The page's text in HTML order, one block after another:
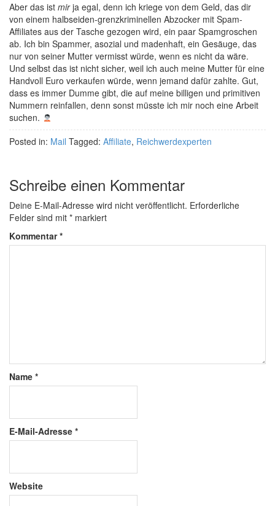
Aber das ist mirja egal, denn ich kriege von dem Geld, das dir
von einem halbseiden-grenzkriminellen Abzocker mit Spam-
Affiliates aus der Tasche gezogen wird, ein paar Spamgroschen
ab. Ich bin Spammer, asozial und madenhaft, ein Gesäuge, das
nur von seiner Mutter vermisst würde, wenn es nicht da wäre.
Und selbst das ist nicht sicher, weil ich auch meine Mutter für eine
Handvoll Euro verkaufen würde, wenn jemand dafür zahlte. Gut,
dass es immer Dumme gibt, die auf meine billigen und primitiven
Nummern reinfallen, denn sonst müsste ich mir noch eine Arbeit
suchen.
Posted in: Mail Tagged: Affiliate, Reichwerdexperten
Schreibe einen Kommentar
Deine E-Mail-Adresse wird nicht veröffentlicht. Erforderliche
Felder sind mit * markiert
Kommentar*
Name *
E-Mail-Adresse *
Website